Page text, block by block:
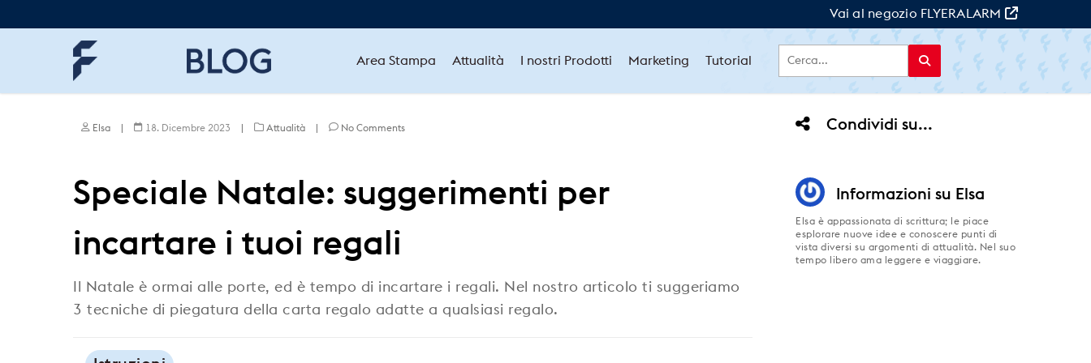
Vai al negozio FLYERALARM
Area Stampa Attualità I nostri Prodotti Marketing Tutorial
Elsa 18. Dicembre 2023 Attualità No Comments
Speciale Natale: suggerimenti per
incartare i tuoi regali
Il Natale è ormai alle porte, ed è tempo di incartare i regali. Nel nostro articolo ti suggeriamo
3 tecniche di piegatura della carta regalo adatte a qualsiasi regalo.
Condividi su...
Informazioni su Elsa
Elsa è appassionata di scrittura; le piace
esplorare nuove idee e conoscere punti di
vista diversi su argomenti di attualità. Nel suo
tempo libero ama leggere e viaggiare.